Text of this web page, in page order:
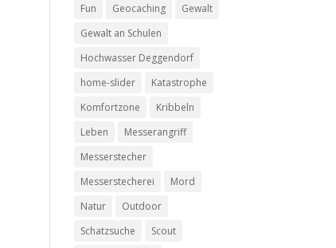
Fun
Geocaching
Gewalt
Gewalt an Schulen
Hochwasser Deggendorf
home-slider
Katastrophe
Komfortzone
Kribbeln
Leben
Messerangriff
Messerstecher
Messerstecherei
Mord
Natur
Outdoor
Schatzsuche
Scout